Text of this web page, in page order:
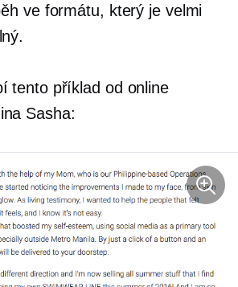
ve formátu, který je velmi
tento příklad od online
Sasha: